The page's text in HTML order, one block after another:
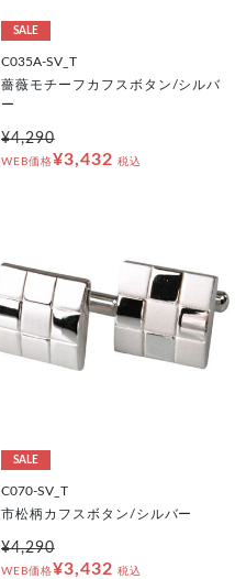
SALE
C035A-SV_T
薔薇モチーフカフスボタン/シルバ
ー
¥4,290
WEB価格¥3,432 税込
SALE
C070-SV_T
市松柄カフスボタン/シルバー
¥4,290
WEB価格¥3,432 税込